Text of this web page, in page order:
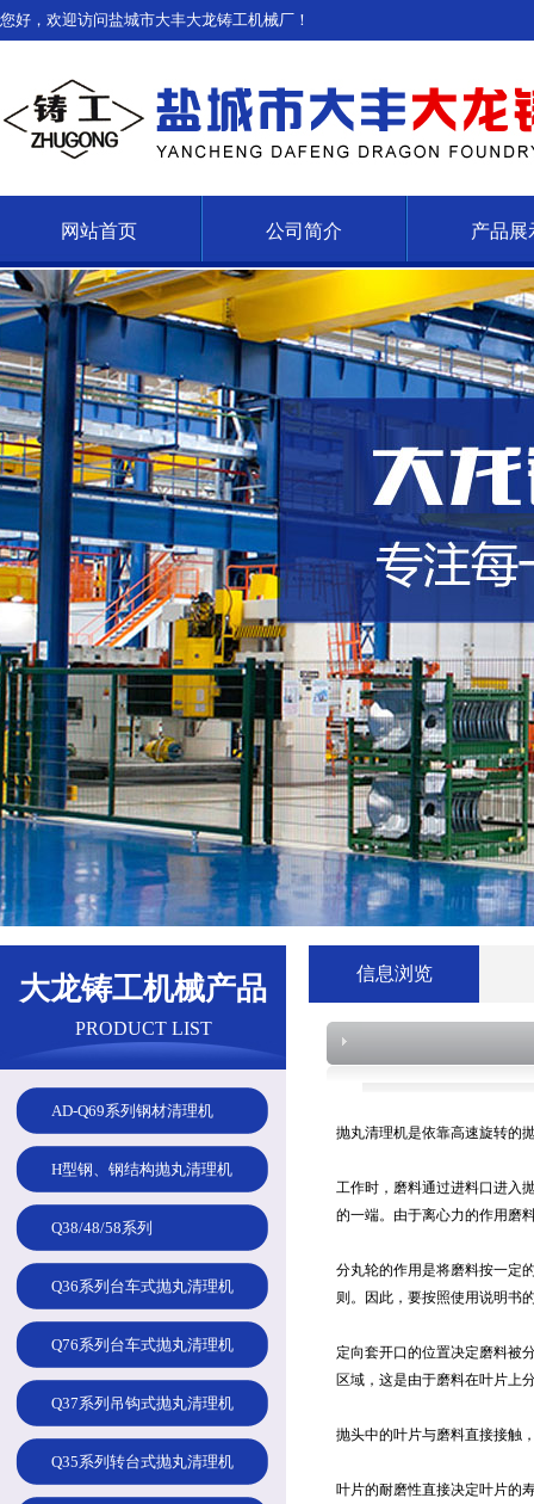
您好，欢迎访问盐城市大丰大龙铸工机械厂！
网站首页 公司简介 产品展
大龙铸工机械产品
PRODUCT LIST
AD-Q69系列钢材清理机
H型钢、钢结构抛丸清理机
Q38/48/58系列
Q36系列台车式抛丸清理机
Q76系列台车式抛丸清理机
Q37系列吊钩式抛丸清理机
Q35系列转台式抛丸清理机
信息浏览
抛丸清理机是依靠高速旋转的
工作时，磨料通过进料口进入
的一端。由于离心力的作用磨
分丸轮的作用是将磨料按一定
则。因此，要按照使用说明书
定向套开口的位置决定磨料被
区域，这是由于磨料在叶片上
抛头中的叶片与磨料直接接触
叶片的耐磨性直接决定叶片的